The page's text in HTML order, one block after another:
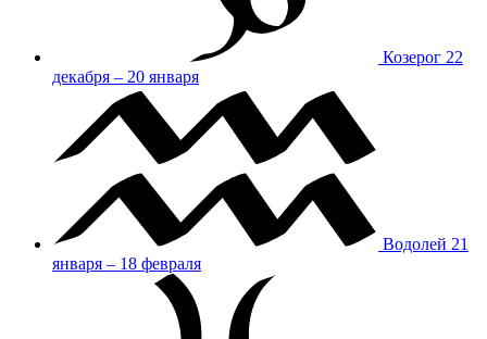
Козерог 22
декабря – 20 января
Водолей 21
января – 18 февраля